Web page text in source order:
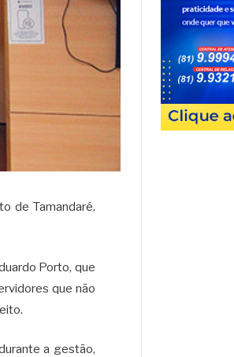
de Tamandaré,
Porto, que
que não
a gestão,